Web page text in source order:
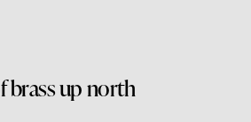
brass up north